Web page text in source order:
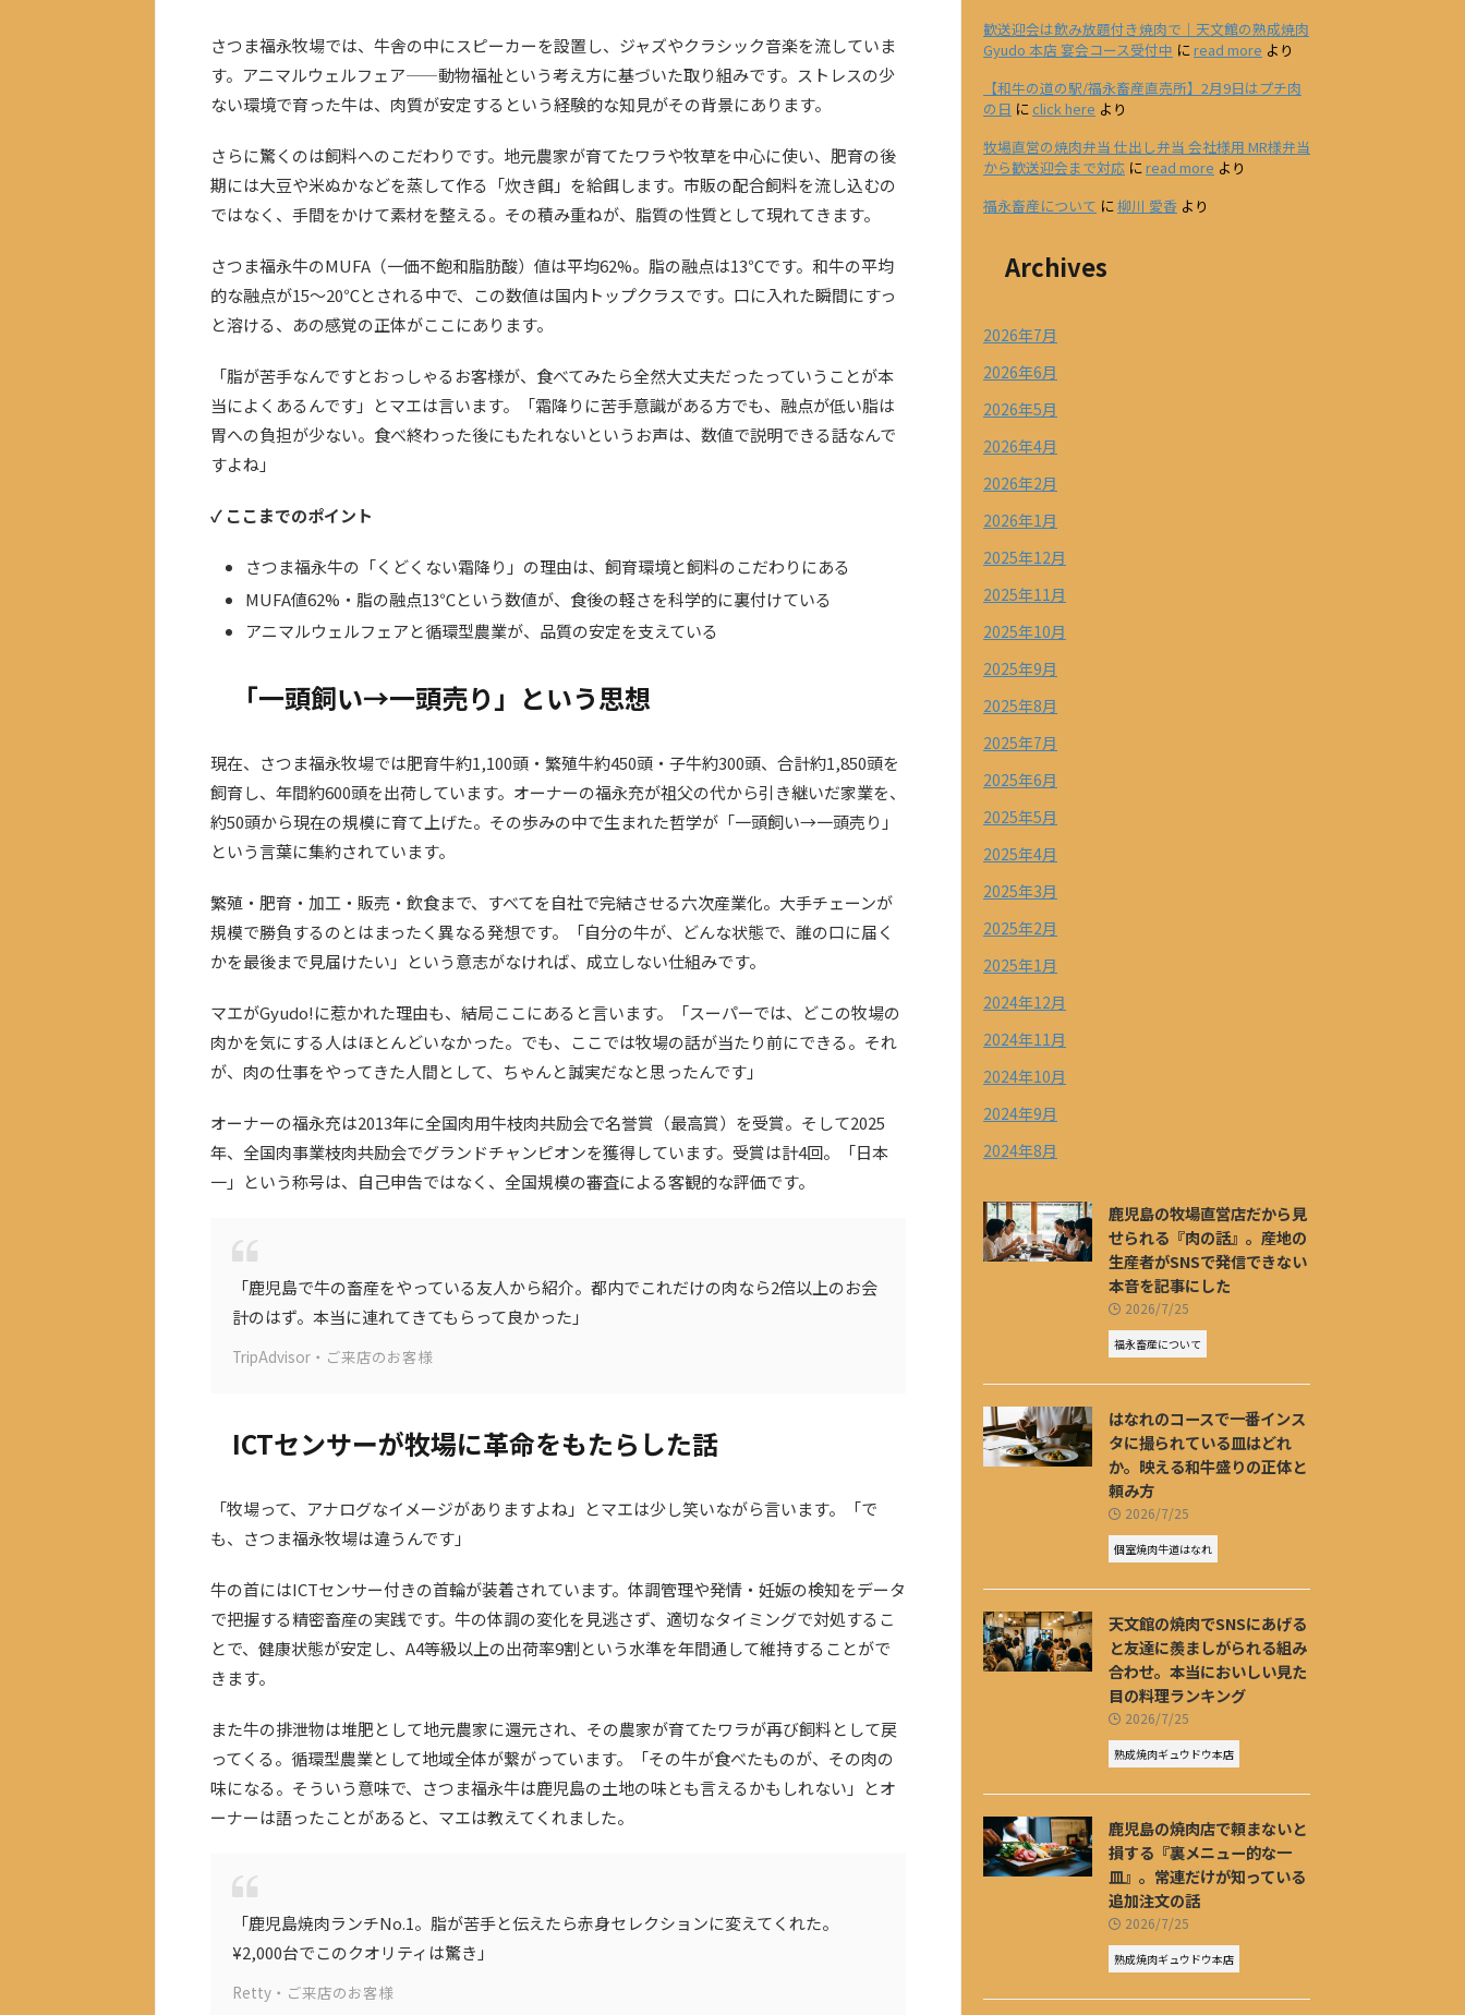
さつま福永牧場では、牛舎の中にスピーカーを設置し、ジャズやクラシック音楽を流していま
す。アニマルウェルフェア——動物福祉という考え方に基づいた取り組みです。ストレスの少
ない環境で育った牛は、肉質が安定するという経験的な知見がその背景にあります。
さらに驚くのは飼料へのこだわりです。地元農家が育てたワラや牧草を中心に使い、肥育の後
期には大豆や米ぬかなどを蒸して作る「炊き餌」を給餌します。市販の配合飼料を流し込むの
ではなく、手間をかけて素材を整える。その積み重ねが、脂質の性質として現れてきます。
さつま福永牛のMUFA（一価不飽和脂肪酸）値は平均62%。脂の融点は13℃です。和牛の平均
的な融点が15〜20℃とされる中で、この数値は国内トップクラスです。口に入れた瞬間にすっ
と溶ける、あの感覚の正体がここにあります。
「脂が苦手なんですとおっしゃるお客様が、食べてみたら全然大丈夫だったっていうことが本
当によくあるんです」とマエは言います。「霜降りに苦手意識がある方でも、融点が低い脂は
胃への負担が少ない。食べ終わった後にもたれないというお声は、数値で説明できる話なんで
すよね」
✓ ここまでのポイント
さつま福永牛の「くどくない霜降り」の理由は、飼育環境と飼料のこだわりにある
MUFA値62%・脂の融点13℃という数値が、食後の軽さを科学的に裏付けている
アニマルウェルフェアと循環型農業が、品質の安定を支えている
「一頭飼い→一頭売り」という思想
現在、さつま福永牧場では肥育牛約1,100頭・繁殖牛約450頭・子牛約300頭、合計約1,850頭を
飼育し、年間約600頭を出荷しています。オーナーの福永充が祖父の代から引き継いだ家業を、
約50頭から現在の規模に育て上げた。その歩みの中で生まれた哲学が「一頭飼い→一頭売り」
という言葉に集約されています。
繁殖・肥育・加工・販売・飲食まで、すべてを自社で完結させる六次産業化。大手チェーンが
規模で勝負するのとはまったく異なる発想です。「自分の牛が、どんな状態で、誰の口に届く
かを最後まで見届けたい」という意志がなければ、成立しない仕組みです。
マエがGyudo!に惹かれた理由も、結局ここにあると言います。「スーパーでは、どこの牧場の
肉かを気にする人はほとんどいなかった。でも、ここでは牧場の話が当たり前にできる。それ
が、肉の仕事をやってきた人間として、ちゃんと誠実だなと思ったんです」
オーナーの福永充は2013年に全国肉用牛枝肉共励会で名誉賞（最高賞）を受賞。そして2025
年、全国肉事業枝肉共励会でグランドチャンピオンを獲得しています。受賞は計4回。「日本
一」という称号は、自己申告ではなく、全国規模の審査による客観的な評価です。
「鹿児島で牛の畜産をやっている友人から紹介。都内でこれだけの肉なら2倍以上のお会
計のはず。本当に連れてきてもらって良かった」
TripAdvisor・ご来店のお客様
ICTセンサーが牧場に革命をもたらした話
「牧場って、アナログなイメージがありますよね」とマエは少し笑いながら言います。「で
も、さつま福永牧場は違うんです」
牛の首にはICTセンサー付きの首輪が装着されています。体調管理や発情・妊娠の検知をデータ
で把握する精密畜産の実践です。牛の体調の変化を見逃さず、適切なタイミングで対処するこ
とで、健康状態が安定し、A4等級以上の出荷率9割という水準を年間通して維持することがで
きます。
また牛の排泄物は堆肥として地元農家に還元され、その農家が育てたワラが再び飼料として戻
ってくる。循環型農業として地域全体が繋がっています。「その牛が食べたものが、その肉の
味になる。そういう意味で、さつま福永牛は鹿児島の土地の味とも言えるかもしれない」とオ
ーナーは語ったことがあると、マエは教えてくれました。
「鹿児島焼肉ランチNo.1。脂が苦手と伝えたら赤身セレクションに変えてくれた。
¥2,000台でこのクオリティは驚き」
Retty・ご来店のお客様
歓送迎会は飲み放題付き焼肉で｜天文館の熟成焼肉
Gyudo 本店 宴会コース受付中 にread more より
【和牛の道の駅/福永畜産直売所】2月9日はプチ肉
の日 にclick here より
牧場直営の焼肉弁当 仕出し弁当 会社様用 MR様弁当
から歓送迎会まで対応 にread more より
福永畜産について に柳川 愛香 より
Archives
2026年7月
2026年6月
2026年5月
2026年4月
2026年2月
2026年1月
2025年12月
2025年11月
2025年10月
2025年9月
2025年8月
2025年7月
2025年6月
2025年5月
2025年4月
2025年3月
2025年2月
2025年1月
2024年12月
2024年11月
2024年10月
2024年9月
2024年8月
鹿児島の牧場直営店だから見
せられる『肉の話』。産地の
生産者がSNSで発信できない
本音を記事にした
2026/7/25
福永畜産について
はなれのコースで一番インス
タに撮られている皿はどれ
か。映える和牛盛りの正体と
頼み方
2026/7/25
個室焼肉牛道はなれ
天文館の焼肉でSNSにあげる
と友達に羨ましがられる組み
合わせ。本当においしい見た
目の料理ランキング
2026/7/25
熟成焼肉ギュウドウ本店
鹿児島の焼肉店で頼まないと
損する『裏メニュー的な一
皿』。常連だけが知っている
追加注文の話
2026/7/25
熟成焼肉ギュウドウ本店